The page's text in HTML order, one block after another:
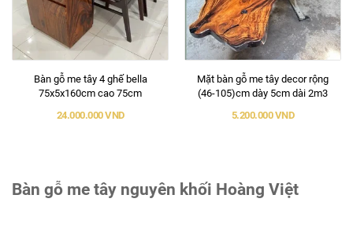
Bàn gỗ me tây 4 ghế bella
75x5x160cm cao 75cm
24.000.000 VND
Mặt bàn gỗ me tây decor rộng
(46-105)cm dày 5cm dài 2m3
5.200.000 VND
Bàn gỗ me tây nguyên khối Hoàng Việt